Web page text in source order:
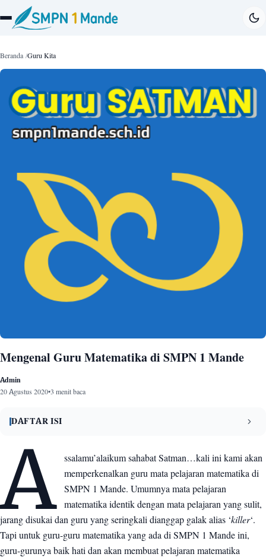
Beranda Guru Kita
Mengenal Guru Matematika di SMPN 1 Mande
Admin
20 Agustus 2020•3 menit baca
DAFTAR ISI
KRISTIARSO H. P., S.Pd., M.M
2 DESTIANI
3 SITI HANISYAH S., S.Pd
4 RATNA NENGSIH M., S.Pd
DARISA AISYAH, S.Pd
A
ssalamu’alaikum sahabat Satman…kali ini kami akan
memperkenalkan guru mata pelajaran matematika di
SMPN 1 Mande. Umumnya mata pelajaran
matematika identik dengan mata pelajaran yang sulit,
jarang disukai dan guru yang seringkali dianggap galak alias ‘killer‘.
Tapi untuk guru-guru matematika yang ada di SMPN 1 Mande ini,
guru-gurunya baik hati dan akan membuat pelajaran matematika